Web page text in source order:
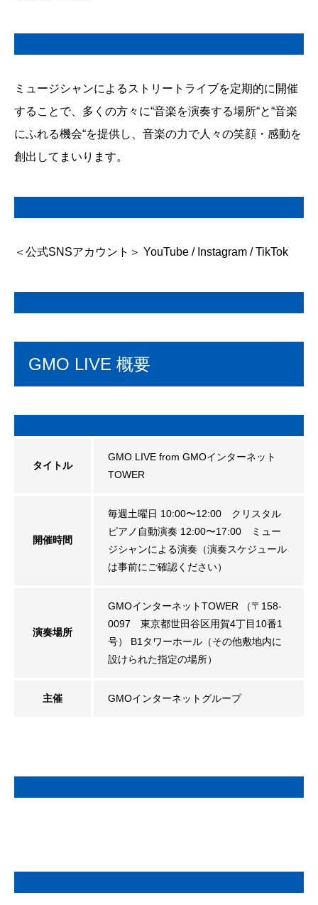
ミュージシャンによるストリートライブを定期的に開催
することで、多くの方々に“音楽を演奏する場所“と“音楽
にふれる機会“を提供し、音楽の力で人々の笑顔・感動を
創出してまいります。
＜公式SNSアカウント＞ YouTube / Instagram /TikTok
GMO LIVE 概要
タイトル
GMO LIVE from GMOインターネット
TOWER
開催時間
毎週土曜日 10:00〜12:00 クリスタル
ピアノ自動演奏 12:00〜17:00 ミュー
ジシャンによる演奏（演奏スケジュール
は事前にご確認ください）
演奏場所
GMOインターネットTOWER （〒158-
0097 東京都世田谷区用賀4丁目10番1
号） B1タワーホール（その他敷地内に
設けられた指定の場所）
主催 GMOインターネットグループ